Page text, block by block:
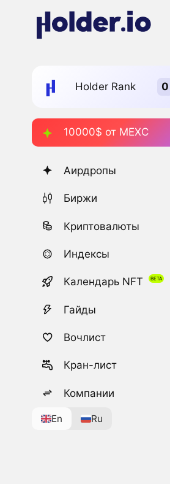
Holder Rank
10000$ от MEXC
Аирдропы
Биржи
Криптовалюты
Индексы
Календарь NFT
Гайды
Вочлист
Кран-лист
Компании
En Ru